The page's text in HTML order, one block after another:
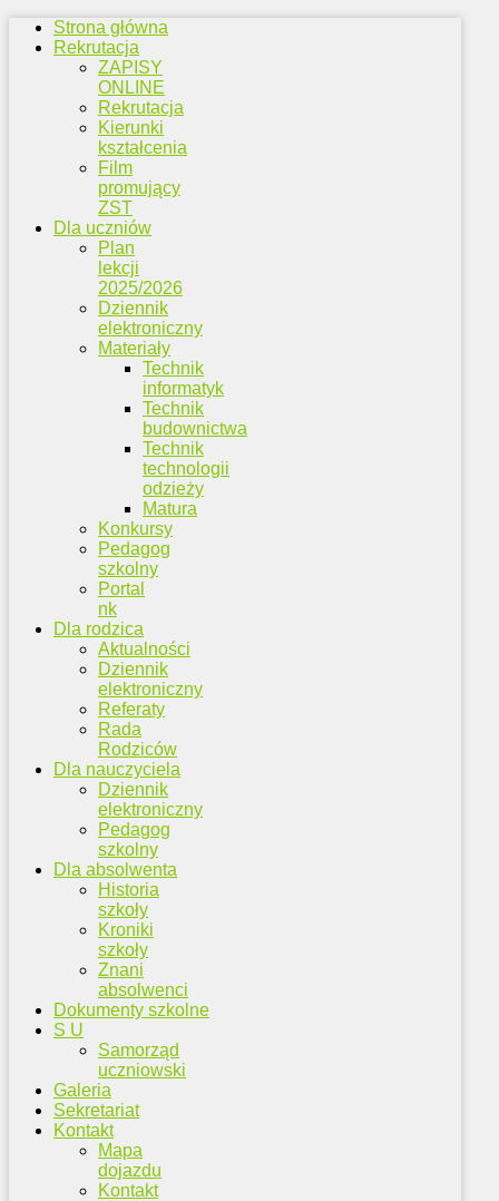
Strona główna
Rekrutacja
ZAPISY
ONLINE
Rekrutacja
Kierunki
kształcenia
Film
promujący
ZST
Dla uczniów
Plan
lekcji
2025/2026
Dziennik
elektroniczny
Materiały
Technik
informatyk
Technik
budownictwa
Technik
technologii
odzieży
Matura
Konkursy
Pedagog
szkolny
Portal
nk
Dla rodzica
Aktualności
Dziennik
elektroniczny
Referaty
Rada
Rodziców
Dla nauczyciela
Dziennik
elektroniczny
Pedagog
szkolny
Dla absolwenta
Historia
szkoły
Kroniki
szkoły
Znani
absolwenci
Dokumenty szkolne
S U
Samorząd
uczniowski
Galeria
Sekretariat
Kontakt
Mapa
dojazdu
Kontakt